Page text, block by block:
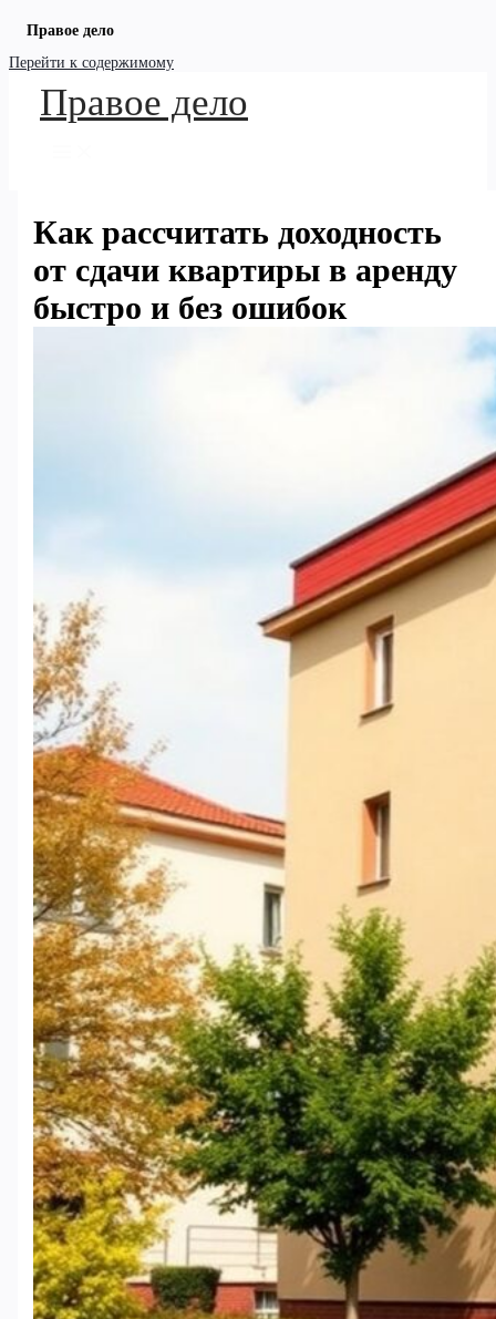
Правое дело
Перейти к содержимому
Правое дело
Как рассчитать доходность
от сдачи квартиры в аренду
быстро и без ошибок